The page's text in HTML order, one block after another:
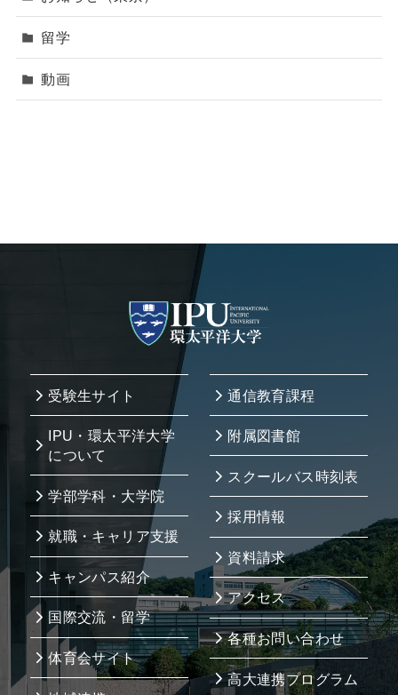
留学
動画
受験生サイト
IPU・環太平洋大学
について
学部学科・大学院
就職・キャリア支援
キャンパス紹介
国際交流・留学
体育会サイト
通信教育課程
附属図書館
スクールバス時刻表
採用情報
資料請求
アクセス
各種お問い合わせ
高大連携プログラム